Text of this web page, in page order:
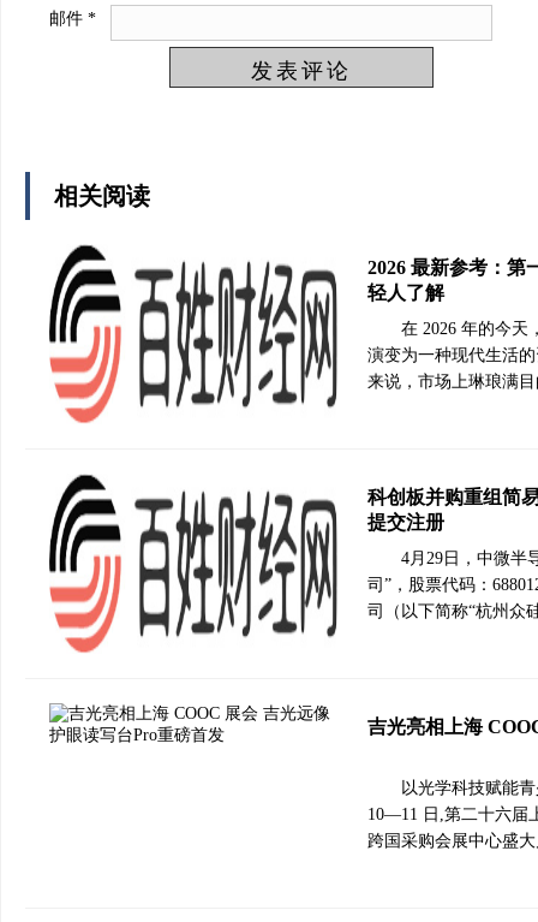
邮件 *
相关阅读
2026 最新参考：第
轻人了解
在 2026 年的今天
演变为一种现代生活
来说，市场上琳琅满
科创板并购重组简
提交注册
4月29日，中微半
司”，股票代码：
司（以下简称“杭州众
吉光亮相上海
以光学科技赋能
10—11 日,第二十六届
跨国采购会展中心盛